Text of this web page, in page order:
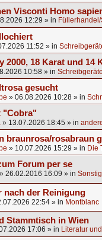
Visconti Homo
12:29 » in
11:52 » in
2000, 18 Karat und 14
10:58 » in
gesucht
» 06.08.2026 10:28 » in
"Cobra"
» 13.07.2026 18:45 » in
braunrosa/rosabraun
» 10.07.2026 15:29 » in Die
Forum per se
» 26.02.2016 16:09 » in
nach der Reinigung
22:54 » in Montblanc
Stammtisch in Wien
17:06 » in Literatur